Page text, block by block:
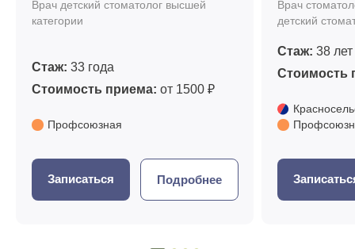
Врач детский стоматолог высшей
категории
Стаж: 33 года
Стоимость приема: от 1500 ₽
Профсоюзная
Записаться Подробнее
Врач
детский
Стаж: 38 лет
Стоимость